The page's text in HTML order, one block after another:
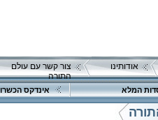
אודותינו
צור קשר עם עולם
התורה
המלא אינדקס פרטים נוספים:
טלפון 1:
טלפון 2:
פקס